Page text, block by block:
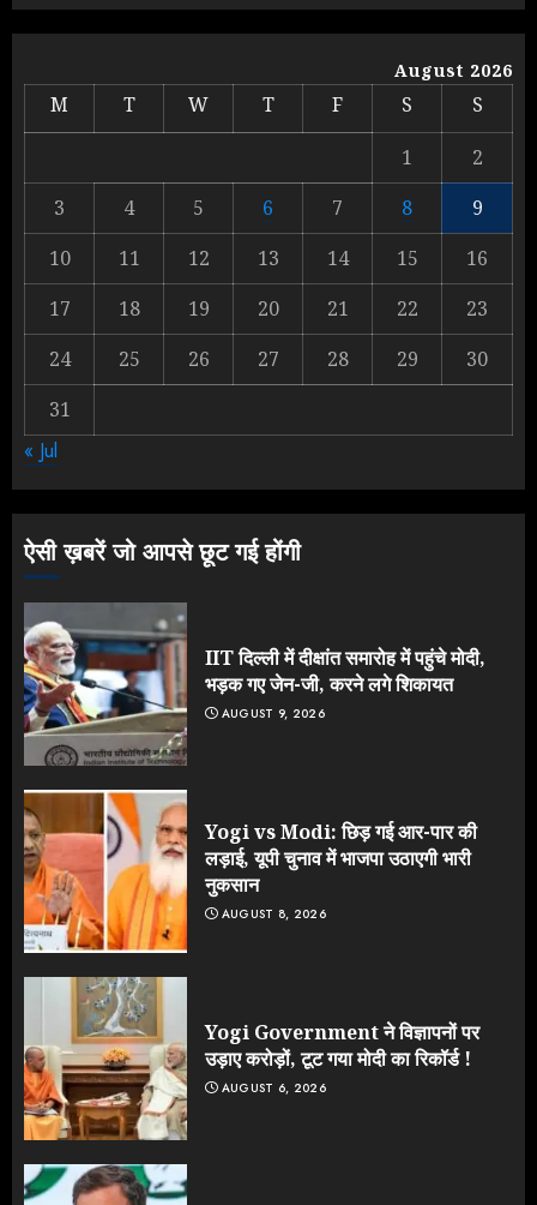
1
भड़क गए जेन-जी, करने लगे शिकायत
AUGUST 9, 2026
2
Yogi vs Modi: छिड़ गई आर-पार की
लड़ाई, यूपी चुनाव में भाजपा उठाएगी भारी
नुकसान
AUGUST 8, 2026
3
Yogi Government ने विज्ञापनों पर
August 2026
M T W T F S
S
1
2
3
4 5 6 7 8
9
10
11 12 13 14 15
16
17
18 19 20 21 22
23
24
25 26 27 28 29
30
31
« Jul
ऐसी ख़बरें जो आपसे छूट गई होंगी
IIT दिल्ली में दीक्षांत समारोह में पहुंचे मोदी,
भड़क गए जेन-जी, करने लगे शिकायत
AUGUST 9, 2026
Yogi vs Modi: छिड़ गई आर-पार की
लड़ाई, यूपी चुनाव में भाजपा उठाएगी भारी
नुकसान
AUGUST 8, 2026
Yogi Government ने विज्ञापनों पर
उड़ाए करोड़ों, टूट गया मोदी का रिकॉर्ड !
AUGUST 6, 2026